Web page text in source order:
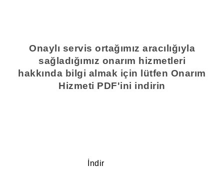
Onaylı servis ortağımız aracılığıyla
sağladığımız onarım hizmetleri
hakkında bilgi almak için lütfen Onarım
Hizmeti PDF'ini indirin
İndir